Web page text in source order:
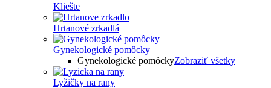
Kliešte
Hrtanové zrkadlá
Gynekologické pomôcky
Gynekologické pomôckyZobraziť všetky
Lyžičky na rany